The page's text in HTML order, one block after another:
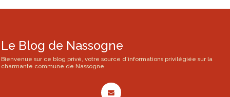
Le Blog de Nassogne
Bienvenue sur ce blog privé, votre source d'informations privilégiée sur la
charmante commune de Nassogne